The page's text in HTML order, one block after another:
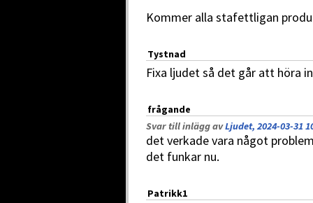
Kommer alla stafettligan
Tystnad
Fixa ljudet så det går att höra
frågande
Svar till inlägg avLjudet, 2024-03-31
det verkade vara något
det funkar nu.
Patrikk1